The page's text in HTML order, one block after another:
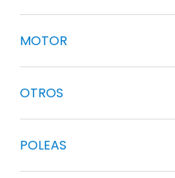
MOTOR
OTROS
POLEAS